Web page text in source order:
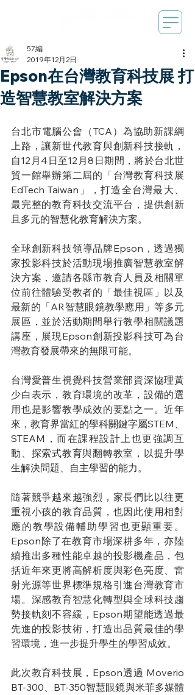
Epson在台灣教育科技展 打
造智慧教室解決方案
57編
2019年12月2日
台北市電腦公會（TCA）為協助新課綱
上路，讓新世代教育與創新科技接軌，
自12月4日至12月8日期間，將於台北世
貿一館舉辦第二屆的「台灣教育科技展
EdTech Taiwan」，打造全台灣最大、
最完整的教育科技交流平台，提供創新
且多元的智慧化教育解決方案。
全球創新科技領導品牌Epson，透過獨
家投影科技於活動現場推廣智慧教室解
決方案，邀請各縣市教育人員及相關單
位前往體驗受教者的「最佳視區」以及
最新的「AR智慧眼鏡教學應用」等多元
展區，並於活動期間舉行教學相關議題
講座，展現Epson創新投影科技可為台
灣教育發展帶來的無限可能。
台灣愛普生視覺科技營業部資深協理黃
少白表示，教育環境的改革，設備的選
用也是影響教學成效的要點之一。近年
來，教育界當紅的學科關鍵字屬STEM、
STEAM，而在課程設計上也更強調互
動、探索式教育與翻轉教室，以提升學
生解決問題、自主學習的能力。
隨著競爭越來越強烈，家長們比以往更
重視小孩的教育品質，也因此使用相對
應的教學設備輔助學習也更顯重要。
Epson除了在教育市場深耕多年，亦陸
續推出多種性能卓越的投影機產品，包
括近年來更將高解析度與彩色亮度、雷
射光源等世界標準規格引進台灣教育市
場。深感教育智慧化轉型與全球科技趨
勢接軌刻不容緩，Epson期望能透過最
先進的投影技術，打造出品質最佳的學
習環境，進一步提升學生的學習成效。
此次教育科技展，Epson透過 Moverio
BT-300、BT-350智慧眼鏡與米菲多媒體